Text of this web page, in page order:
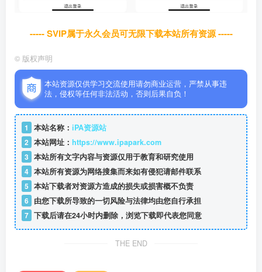
----- SVIP属于永久会员可无限下载本站所有资源 -----
© 版权声明
本站资源仅供学习交流使用请勿商业运营，严禁从事违
法，侵权等任何非法活动，否则后果自负！
1 本站名称： iPA资源站
2 本站网址： https://www.ipapark.com
3 本站所有文字内容与资源仅用于教育和研究使用
4 本站所有资源为网络搜集而来如有侵犯请邮件联系
5 本站下载者对资源方造成的损失或损害概不负责
6 由您下载所导致的一切风险与法律均由您自行承担
7 下载后请在24小时内删除，浏览下载即代表您同意
THE END